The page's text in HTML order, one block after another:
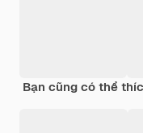
Bạn cũng có thể